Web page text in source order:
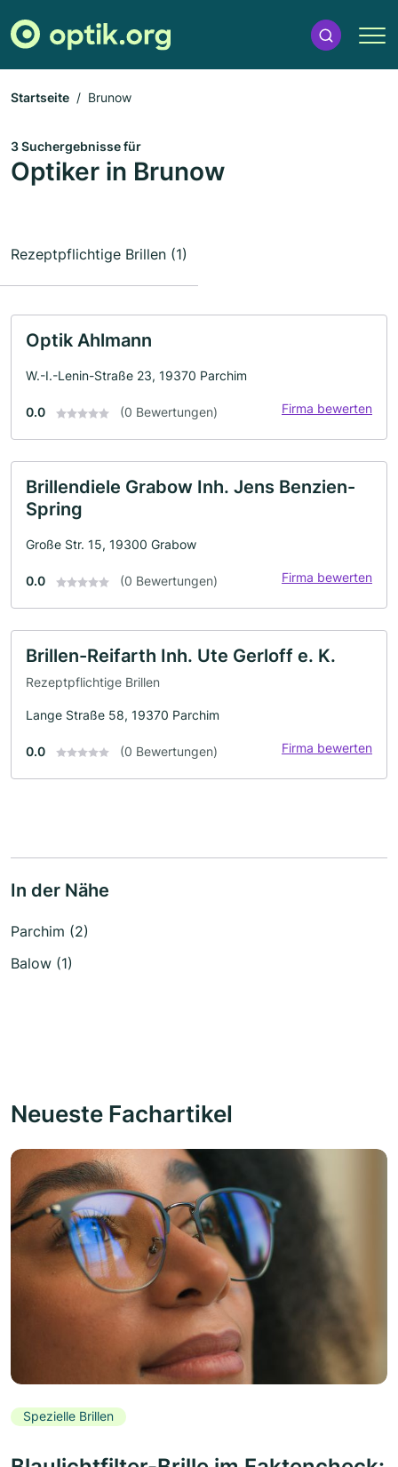
Startseite Brunow
3 Suchergebnisse für
Optiker in Brunow
Rezeptpflichtige Brillen (1)
Optik Ahlmann
W.-I.-Lenin-Straße 23, 19370 Parchim
0.0 (0 Bewertungen) Firma bewerten
Brillendiele Grabow Inh. Jens Benzien-
Spring
Große Str. 15, 19300 Grabow
0.0 (0 Bewertungen) Firma bewerten
Brillen-Reifarth Inh. Ute Gerloff e. K.
Rezeptpflichtige Brillen
Lange Straße 58, 19370 Parchim
0.0 (0 Bewertungen) Firma bewerten
In der Nähe
Parchim (2)
Balow (1)
Neueste Fachartikel
Spezielle Brillen